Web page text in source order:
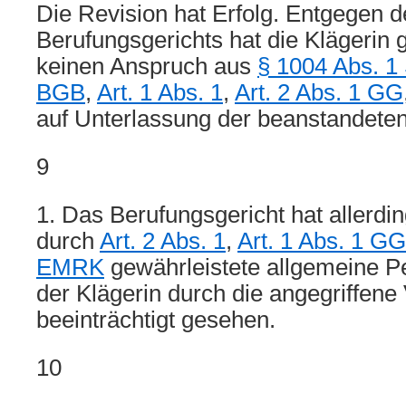
Die Revision hat Erfolg. Entgegen
Berufungsgerichts hat die Klägerin
keinen Anspruch aus § 1004 Abs. 1
BGB, Art. 1 Abs. 1, Art. 2 Abs. 1 GG
auf Unterlassung der
9
1. Das Berufungsgericht hat
durch Art. 2 Abs. 1, Art. 1 Abs. 1 GG
EMRK gewährleistete allgemeine
der Klägerin durch die angegriffene
beeinträchtigt gesehen.
10